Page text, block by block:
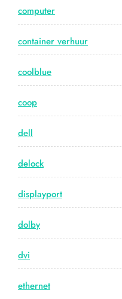
computer
container verhuur
coolblue
coop
dell
delock
displayport
dolby
dvi
ethernet